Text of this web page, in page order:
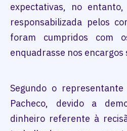
expectativas, no
responsabilizada pelos
foram cumpridos com
enquadrasse nos encargos
Segundo o
Pacheco, devido a
dinheiro referente à